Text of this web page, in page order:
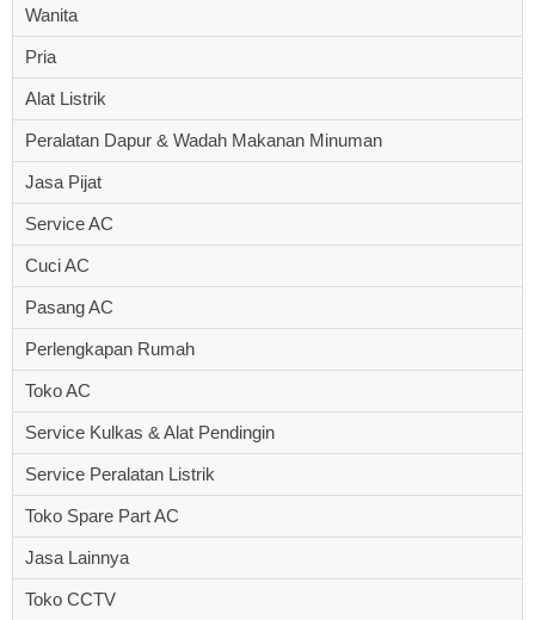
Wanita
Pria
Alat Listrik
Peralatan Dapur & Wadah Makanan Minuman
Jasa Pijat
Service AC
Cuci AC
Pasang AC
Perlengkapan Rumah
Toko AC
Service Kulkas & Alat Pendingin
Service Peralatan Listrik
Toko Spare Part AC
Jasa Lainnya
Toko CCTV